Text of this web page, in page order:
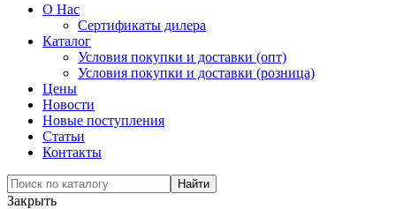
О Нас
Сертификаты дилера
Каталог
Условия покупки и доставки (опт)
Условия покупки и доставки (розница)
Цены
Новости
Новые поступления
Статьи
Контакты
Закрыть